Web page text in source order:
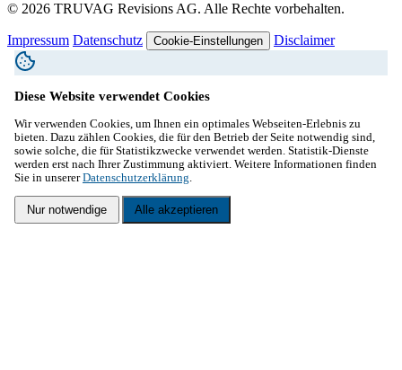
© 2026 TRUVAG Revisions AG. Alle Rechte vorbehalten.
Impressum Datenschutz Cookie-Einstellungen Disclaimer
Diese Website verwendet Cookies
Wir verwenden Cookies, um Ihnen ein optimales Webseiten-Erlebnis zu
bieten. Dazu zählen Cookies, die für den Betrieb der Seite notwendig sind,
sowie solche, die für Statistikzwecke verwendet werden. Statistik-Dienste
werden erst nach Ihrer Zustimmung aktiviert. Weitere Informationen finden
Sie in unsererDatenschutzerklärung
Nur notwendige Alle akzeptieren